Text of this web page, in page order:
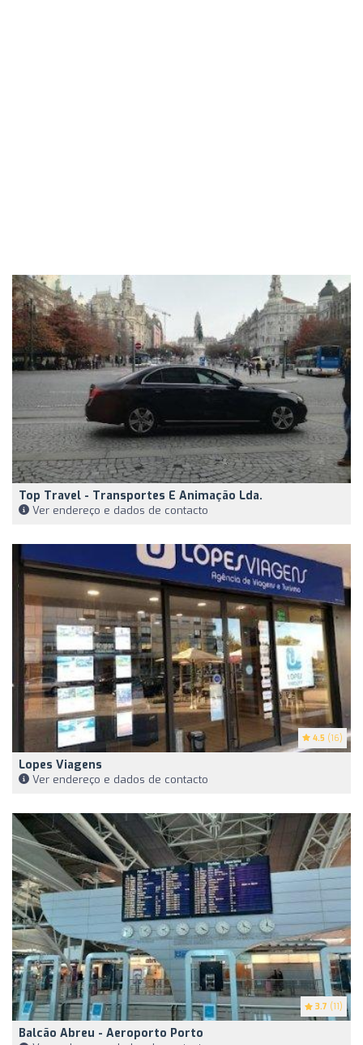
Top Travel - Transportes E Animação Lda.
Ver endereço e dados de contacto
4.5 (16)
Lopes Viagens
Ver endereço e dados de contacto
3.7 (11)
Balcão Abreu - Aeroporto Porto